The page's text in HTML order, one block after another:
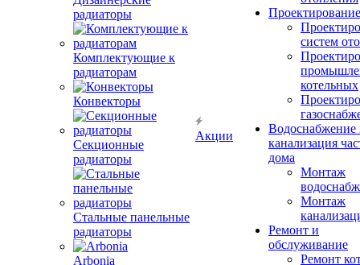
радиаторы
Комплектующие к
радиаторам
Конвекторы
Секционные
радиаторы
Стальные панельные
радиаторы
Arbonia
Акции
Проектирование
систем
котельных
Водоснабжение
канализация
дома
Монтаж
Монтаж
Ремонт и
обслуживание
Ремонт